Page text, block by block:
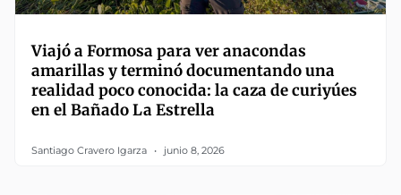
Viajó a Formosa para ver anacondas
amarillas y terminó documentando una
realidad poco conocida: la caza de curiyúes
en el Bañado La Estrella
Santiago Cravero Igarza junio 8, 2026